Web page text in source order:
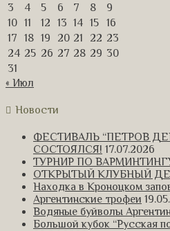
3
4 5 6 7 8
9
10 11 12 13 14 15
16
17
18 19 20 21 22 23
24 25 26 27 28 29 30
31
« Июл
Новости
ФЕСТИВАЛЬ “ПЕТРОВ
СОСТОЯЛСЯ! 17.07.2026
ТУРНИР ПО
ОТКРЫТЫЙ КЛУБНЫЙ
Находка в Кроноцком
Аргентинские трофеи
Водяные буйволы
Большой кубок “Русская